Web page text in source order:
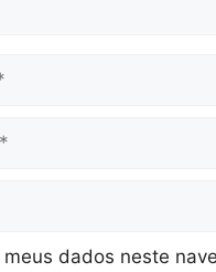
meus dados neste